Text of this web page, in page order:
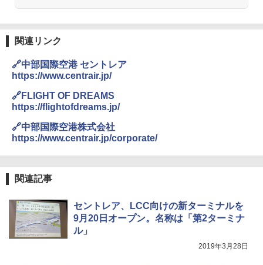
￥2,277
地球の歩き方 スター・ウォーズ
￥2,695
ENDLESS BASE 《めざましテレビで紹介》
テント ワンタッチ RENEW 幅200 2-3人用 43
500002(88859)
￥5,499
[キャンパーズコレクション 山善] 傘みたいに
広げるだけ パッとサッとテント ブラックコ
X 2人用 3人用 キャンプ アウトドア フェス
収納 コンパクト 簡単設営 カンガルーテント
付き ヒグマ・イノシシ対策 自治体・教育機
関の購入実績 登山・キャンプ・アウトドア・
防災用品 長期保存可能 緊急時用 日本国内発
送
￥3,680
DEWEL パラソル 大型 ビーチ アウトドアパ
USB充電式 高精度 超長距離照射 長時間使用
可能 安全ロック付き 高安全性 金属製耐久 コ
関連リンク
🔗中部国際空港 セントレア
https://www.centrair.jp/
🔗FLIGHT OF DREAMS
https://flightofdreams.jp/
🔗中部国際空港株式会社
https://www.centrair.jp/corporate/
関連記事
セントレア、LCC向けの新ターミナルを
9月20日オープン。名称は「第2ターミナ
ル」
2019年3月28日